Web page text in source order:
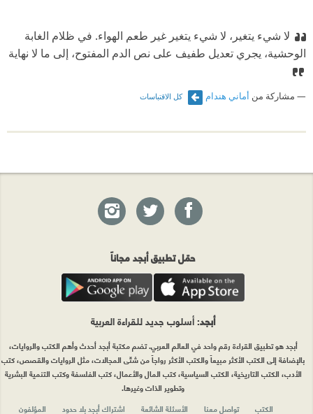
لا شيء يتغير، لا شيء يتغير غير طعم الهواء. في ظلام الغابة
الوحشية، يجري تعديل طفيف على نص الدم المفتوح، إلى ما لا نهاية
مشاركة من أماني هندام كل الاقتباسات
حمّل تطبيق أبجد مجاناً
أبجد: أسلوب جديد للقراءة العربية
أبجد هو تطبيق القراءة رقم واحد في العالم العربي. تضم مكتبة أبجد أحدث وأهم الكتب والروايات،
بالإضافة إلى الكتب الأكثر مبيعاً والكتب الأكثر رواجاً من شتّى المجالات، مثل الروايات والقصص، كتب
الأدب، الكتب التاريخية، الكتب السياسية، كتب المال والأعمال، كتب الفلسفة وكتب التنمية البشرية
وتطوير الذات وغيرها.
الكتب
تواصل معنا الأسئلة الشائعة اشتراك أبجد بلا حدود المؤلفون